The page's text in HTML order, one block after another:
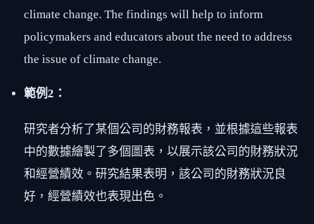
climate change. The findings will help to inform
policymakers and educators about the need to address
the issue of climate change.
範例2：
研究者分析了某個公司的財務報表，並根據這些報表
中的數據繪製了多個圖表，以展示該公司的財務狀況
和經營績效。研究結果表明，該公司的財務狀況良
好，經營績效也表現出色。